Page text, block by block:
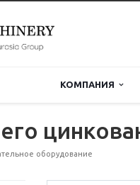
КОМПАНИЯ
оборудование